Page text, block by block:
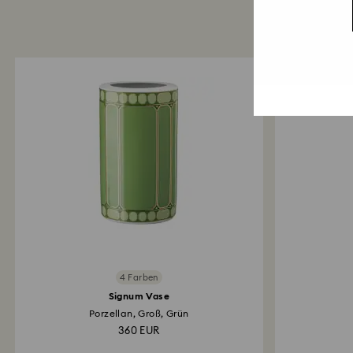
4 Farben
Signum Vase
Porzellan, Groß, Grün
360 EUR